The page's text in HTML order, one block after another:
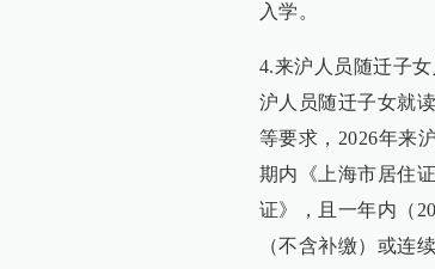
入学。
4.来沪人员随迁子
沪人员随迁子女就
等要求，2026年来
期内《上海市居住
证》，且一年内（
（不含补缴）或连